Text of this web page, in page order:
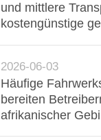
und mittlere
kostengünstige
Flottenbetrieb
2026-06-03
Häufige
bereiten
afrikanischer